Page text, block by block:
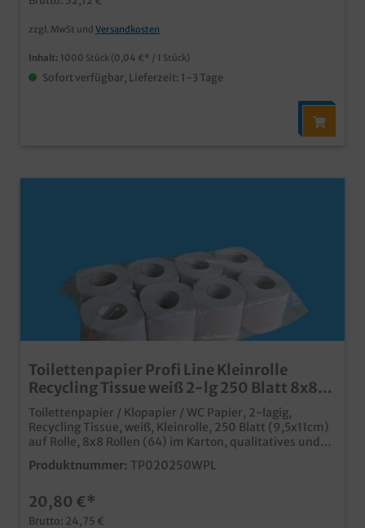
individuell bedruckbar
zzgl. MwSt und Versandkosten
Inhalt: 1000 Stück (0,04 €* / 1 Stück)
Sofort verfügbar, Lieferzeit: 1-3 Tage
Toilettenpapier Profi Line Kleinrolle
Recycling Tissue weiß 2-lg 250 Blatt 8x8
Rollen
Toilettenpapier / Klopapier / WC Papier, 2-lagig,
Recycling Tissue, weiß, Kleinrolle, 250 Blatt (9,5x11cm)
auf Rolle, 8x8 Rollen (64) im Karton, qualitatives und
dennoch günstiges Toilettenpapier ideal für Hotel,
Gastro und Gewerbe angenehme, saugstarke 2 Lagen
PaketProfi Line, abgestimmt und optimiert für
Großverbraucher, klare unbedruckte Poly
Produktnummer: TP020250WPL
20,80 €*
Brutto: 24,75 €